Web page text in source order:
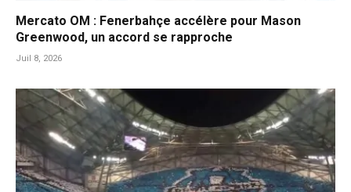
Mercato OM : Fenerbahçe accélère pour Mason
Greenwood, un accord se rapproche
Juil 8, 2026